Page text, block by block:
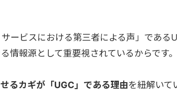
ービスにおける第三者による声」である
情報源として重要視されているからです。
るカギが「UGC」である理由を紐解いて